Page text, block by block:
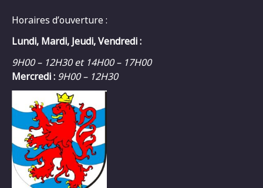
Horaires d’ouverture :
Lundi, Mardi, Jeudi, Vendredi :
9H00 – 12H30 et 14H00 – 17H00
Mercredi : 9H00 – 12H30